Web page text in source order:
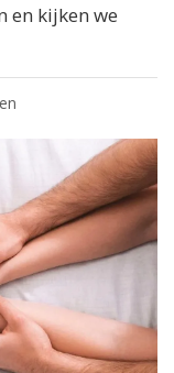
en kijken we